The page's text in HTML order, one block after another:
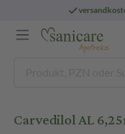
Carvedilol AL